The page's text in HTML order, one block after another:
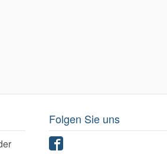
Folgen Sie uns